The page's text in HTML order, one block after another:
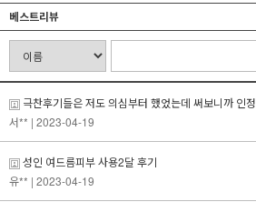
베스트리뷰
극찬후기들은 저도 의심부터 했었는데 써보니까 인정
서** | 2023-04-19
성인 여드름피부 사용2달 후기
유** | 2023-04-19